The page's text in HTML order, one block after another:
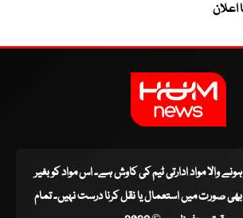
اعلان
ہونے والا مواد ادارتی ٹیم کی کاوش ہے۔ اس مواد کو بغیر
صورت میں استعمال یا نقل کرنا درست نہیں۔ تمام